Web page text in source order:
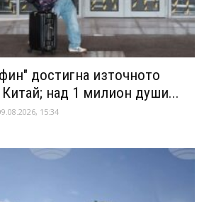
достигна източното
над 1 милион души...
15:34